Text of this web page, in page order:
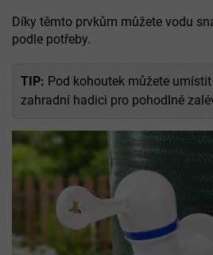
Díky těmto prvkům můžete vodu
podle potřeby.
TIP: Pod kohoutek můžete
zahradní hadici pro pohodlné